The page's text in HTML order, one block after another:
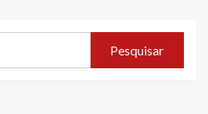
Pesquisar